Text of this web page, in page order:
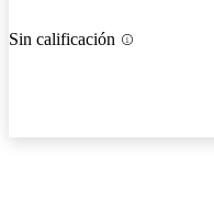
Sin calificación